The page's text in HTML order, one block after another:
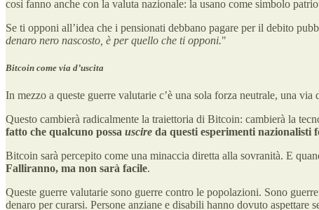
così fanno anche con la valuta nazionale: la usano come simbolo
Se ti opponi all’idea che i pensionati debbano pagare per il debito
denaro nero nascosto, è per quello che ti opponi."
Bitcoin come via d’uscita
In mezzo a queste guerre valutarie c’è una sola forza neutrale, una
Questo cambierà radicalmente la traiettoria di Bitcoin: cambierà la
fatto che qualcuno possa uscire da questi esperimenti nazionalisti
Bitcoin sarà percepito come una minaccia diretta alla sovranità. E
Falliranno, ma non sarà facile.
Queste guerre valutarie sono guerre contro le popolazioni. Sono
denaro per curarsi. Persone anziane e disabili hanno dovuto